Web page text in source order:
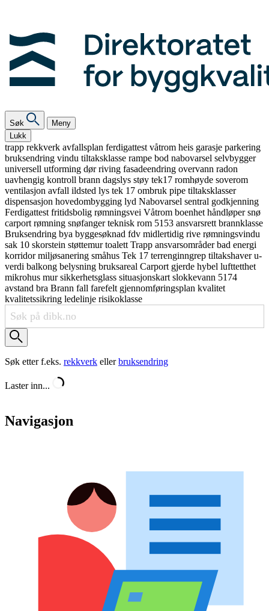
Søk
Meny
Lukk
trapp rekkverk avfallsplan ferdigattest våtrom heis garasje parkering
bruksendring vindu tiltaksklasse rampe bod nabovarsel selvbygger
universell utforming dørriving fasadeendring overvann radon
uavhengig kontroll brann dagslys støy tek17 romhøyde soverom
ventilasjon avfall ildsted lys tek 17 ombruk pipe tiltaksklasser
dispensasjon hovedombygging lyd Nabovarsel sentral godkjenning
Ferdigattest fritidsbolig rømningsvei Våtrom boenhet håndløpersnø
carport rømning snøfangerteknisk rom 5153 ansvarsrett brannklasse
Bruksendring bya byggesøknad fdv midlertidig rive rømningsvindu
sak 10 skorstein støttemurtoalett Trapp ansvarsområderbad energi
korridormiljøsanering småhus Tek 17 terrenginngrep tiltakshaveru-
verdi balkong belysning bruksareal Carport gjerde hybel lufttetthet
mikrohus mursikkerhetsglass situasjonskart slokkevann 5174
avstand bra Brann fall farefelt gjennomføringsplan kvalitet
kvalitetssikring ledelinje risikoklasse
Søk etter f.eks. rekkverk ellerbruksendring
Laster inn...
Navigasjon